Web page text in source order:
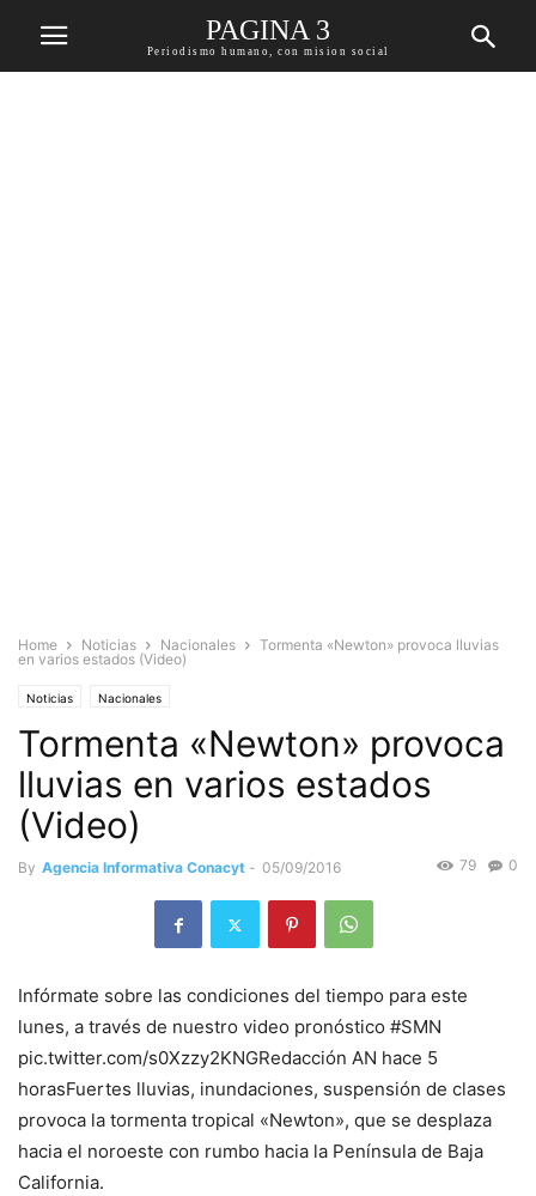
PAGINA 3
Periodismo humano, con mision social
Home Noticias Nacionales
Tormenta «Newton» provoca lluvias
en varios estados (Video)
Noticias Nacionales
Tormenta «Newton» provoca
lluvias en varios estados
(Video)
By Agencia Informativa Conacyt - 05/09/2016 0
79
Infórmate sobre las condiciones del tiempo para este
lunes, a través de nuestro video pronóstico #SMN
pic.twitter.com/s0Xzzy2KNGRedacción AN hace 5
horasFuertes lluvias, inundaciones, suspensión de clases
provoca la tormenta tropical «Newton», que se desplaza
hacia el noroeste con rumbo hacia la Península de Baja
California.